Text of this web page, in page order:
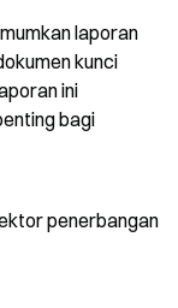
laporan
kunci
ini
bagi
penerbangan